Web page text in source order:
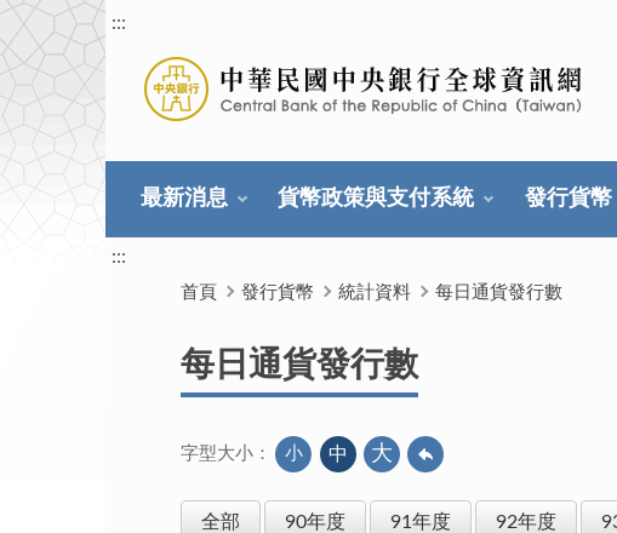
:::
最新消息 貨幣政策與支付系統 發行貨幣
:::
首頁 發行貨幣 統計資料 每日通貨發行數
每日通貨發行數
字型大小： 小 中 大
全部 90年度 91年度 92年度